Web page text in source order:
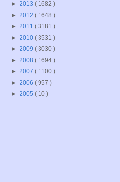
► 2013 ( 1682 )
► 2012 ( 1648 )
► 2011 ( 3181 )
► 2010 ( 3531 )
► 2009 ( 3030 )
► 2008 ( 1694 )
► 2007 ( 1100 )
► 2006 ( 957 )
► 2005 ( 10 )